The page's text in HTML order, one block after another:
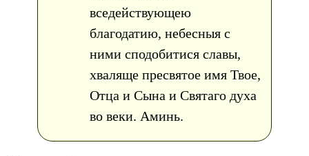
вседействующею
благодатию, небесныя с
ними сподобитися славы,
хваляще пресвятое имя Твое,
Отца и Сына и Святаго духа
во веки. Аминь.